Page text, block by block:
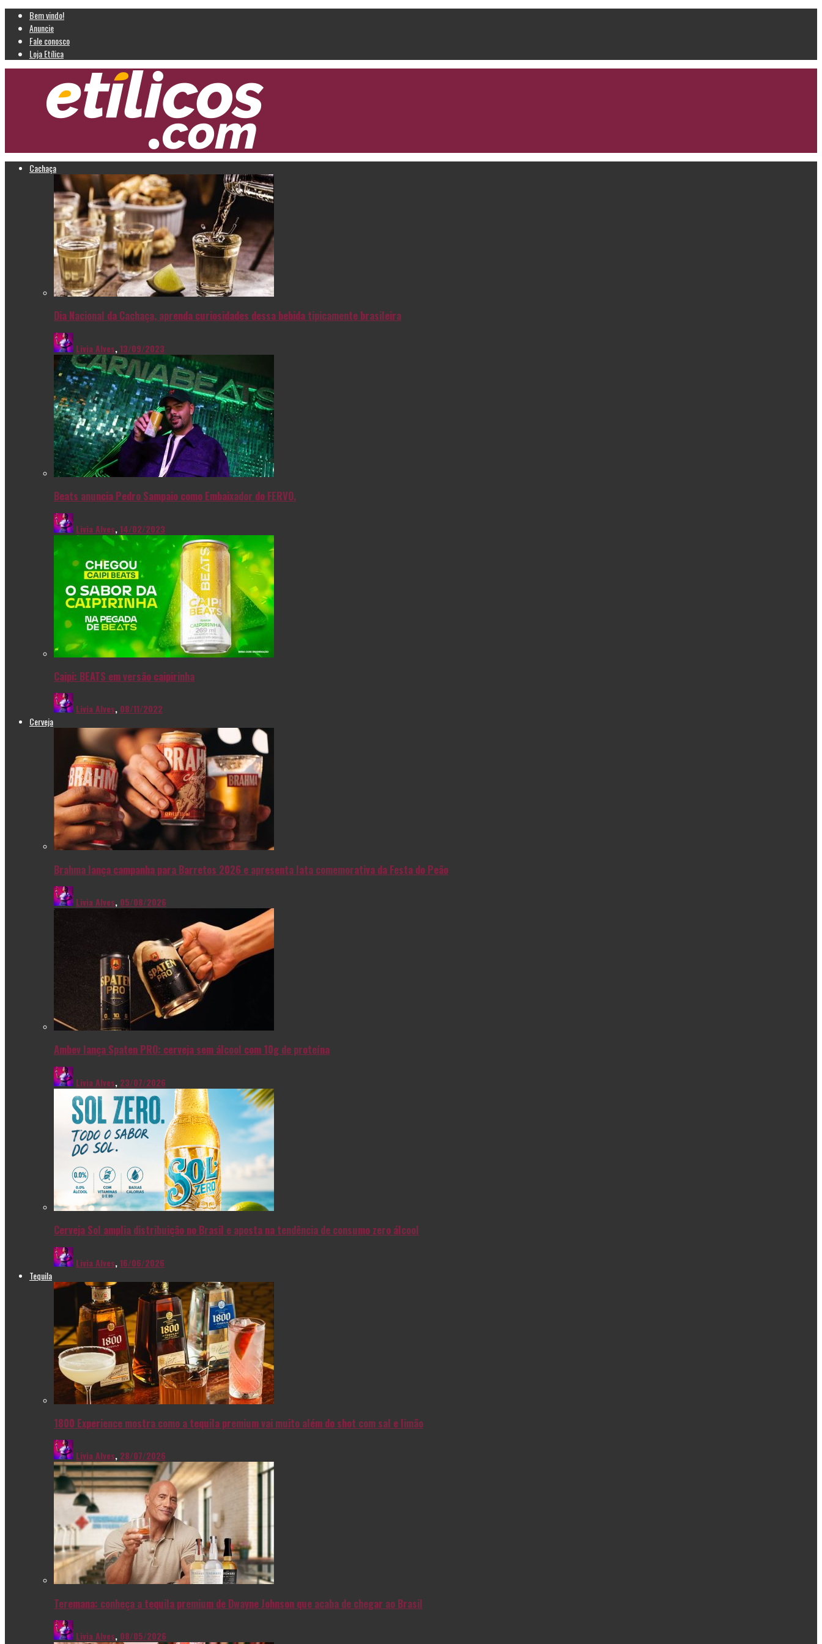
Bem vindo!
Anuncie
Fale conosco
Loja Etílica
Cachaça
Dia Nacional da Cachaça, aprenda curiosidades dessa bebida tipicamente brasileira
Livia Alves,13/09/2023
Beats anuncia Pedro Sampaio como Embaixador do FERVO.
Livia Alves,14/02/2023
Caipi: BEATS em versão caipirinha
Livia Alves, 08/11/2022
Cerveja
Brahma lança campanha para Barretos 2026 e apresenta lata comemorativa da Festa do Peão
Livia Alves, 05/08/2026
Ambev lança Spaten PRO: cerveja sem álcool com 10g de proteína
Livia Alves, 23/07/2026
Cerveja Sol amplia distribuição no Brasil e aposta na tendência de consumo zero álcool
Livia Alves,16/06/2026
Tequila
1800 Experience mostra como a tequila premium vai muito além do shot com sal e limão
Livia Alves, 28/07/2026
Teremana: conheça a tequila premium de Dwayne Johnson que acaba de chegar ao Brasil
Livia Alves, 08/05/2026